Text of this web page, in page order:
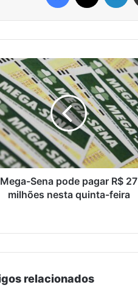
Mega-Sena pode pagar R$ 27
milhões nesta quinta-feira
relacionados